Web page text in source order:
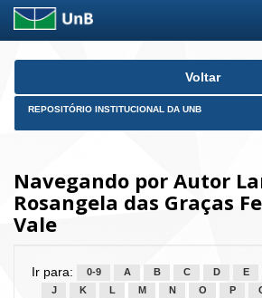
Skip
Voltar
REPOSITÓRIO INSTITUCIONAL DA UNB
Navegando por Autor
Rosangela das Graças
Vale
Ir para: 0-9 A B C D E
J
K L M N O P